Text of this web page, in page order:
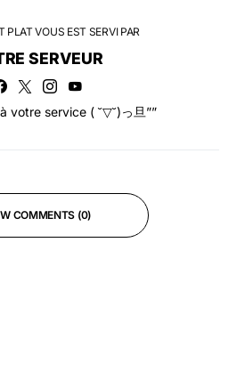
PLAT VOUS EST SERVI PAR
SERVEUR
votre service ( ˘▽˘)っ旦””
COMMENTS (0)